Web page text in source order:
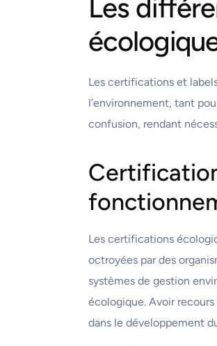
Les
Les certifications et
l’environnement, tant
confusion, rendant
Les certifications
octroyées par des
systèmes de gestion
écologique. Avoir
dans le développement